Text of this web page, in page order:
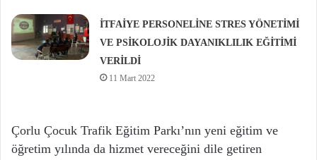
İTFAİYE PERSONELİNE STRES YÖNETİMİ
VE PSİKOLOJİK DAYANIKLILIK EĞİTİMİ
VERİLDİ
11 Mart 2022
Çorlu Çocuk Trafik Eğitim Parkı’nın yeni eğitim ve
öğretim yılında da hizmet vereceğini dile getiren